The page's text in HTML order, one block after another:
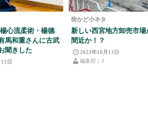
心流柔術・楊德
馬和重さんに古武
聞きした
日
街かど小ネタ
新しい西宮地方卸売市場
間近か！？
2023年10月13日
編集部｜J